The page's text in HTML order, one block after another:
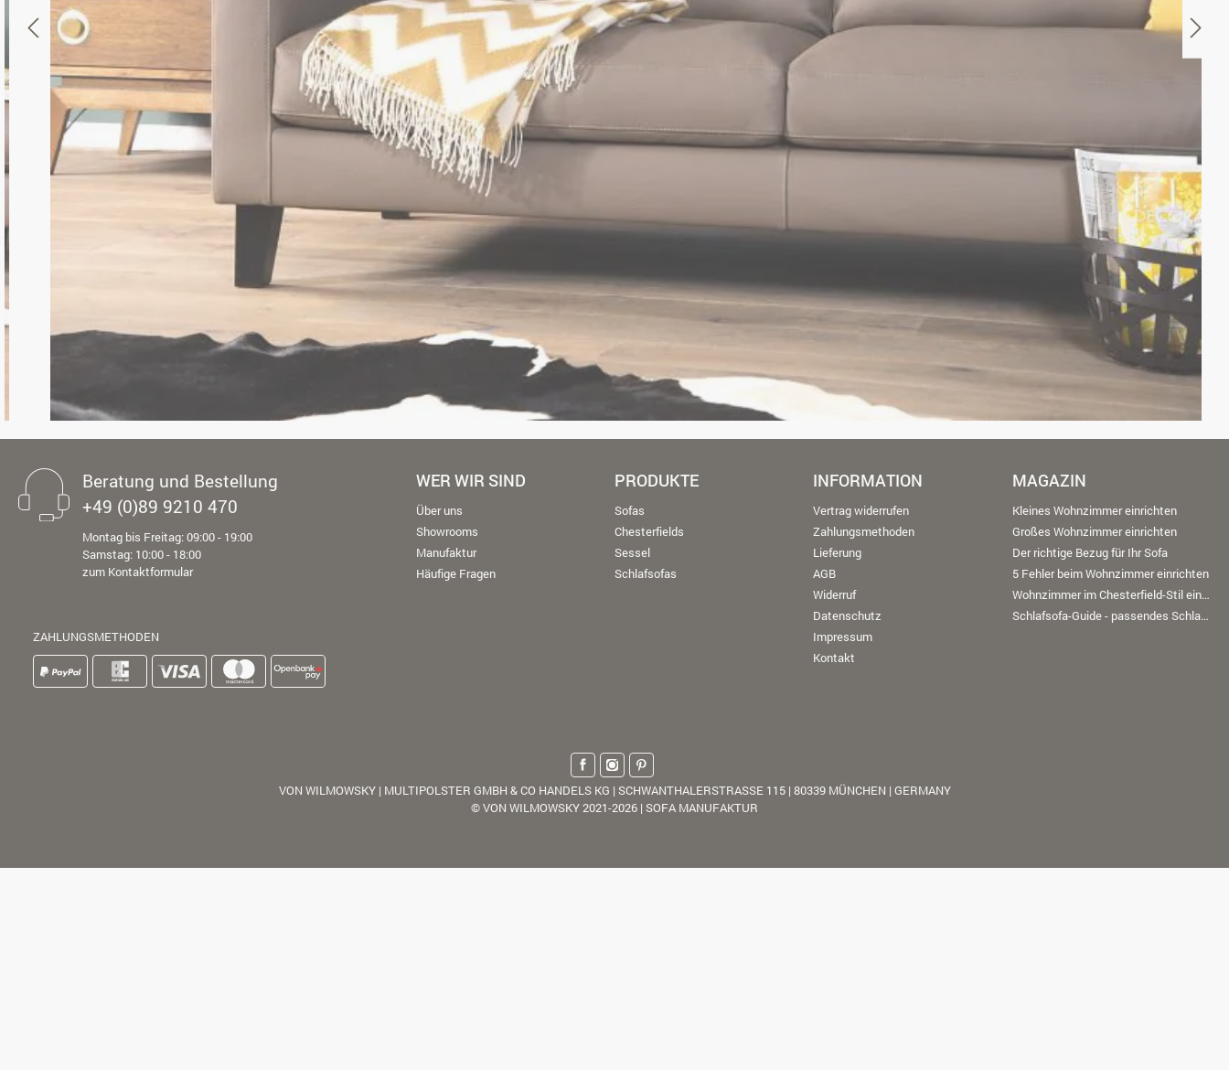
Beratung und Bestellung
+49 (0)89 9210 470
Montag bis Freitag: 09:00 - 19:00
Samstag: 10:00 - 18:00
zum Kontaktformular
ZAHLUNGSMETHODEN
WER WIR SIND
Über uns
Showrooms
Manufaktur
Häufige Fragen
PRODUKTE
Sofas
Chesterfields
Sessel
Schlafsofas
INFORMATION
Vertrag widerrufen
Zahlungsmethoden
Lieferung
AGB
Widerruf
Datenschutz
Impressum
Kontakt
MAGAZIN
Kleines Wohnzimmer einrichten
Großes Wohnzimmer einrichten
Der richtige Bezug für Ihr Sofa
5 Fehler beim Wohnzimmer einrichten
Wohnzimmer im Chesterfield-Stil einrichten
Schlafsofa-Guide - passendes Schlafsofa finden
VON WILMOWSKY | MULTIPOLSTER GMBH & CO HANDELS KG | SCHWANTHALERSTRASSE 115 | 80339 MÜNCHEN | GERMANY
© VON WILMOWSKY 2021-2026 | SOFA MANUFAKTUR